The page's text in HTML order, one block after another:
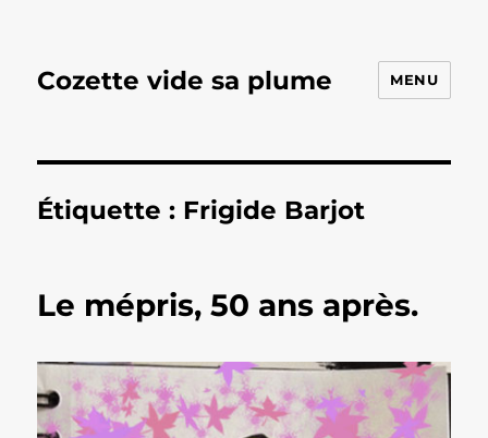
Cozette vide sa plume MENU
Étiquette : Frigide Barjot
Le mépris, 50 ans après.